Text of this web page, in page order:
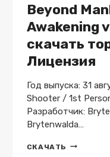
Beyond
Awakening
скачать
Лицензия
Год выпуска: 31
Shooter / 1st
Разработчик:
Brytenwalda…
СКАЧАТЬ BEYOND